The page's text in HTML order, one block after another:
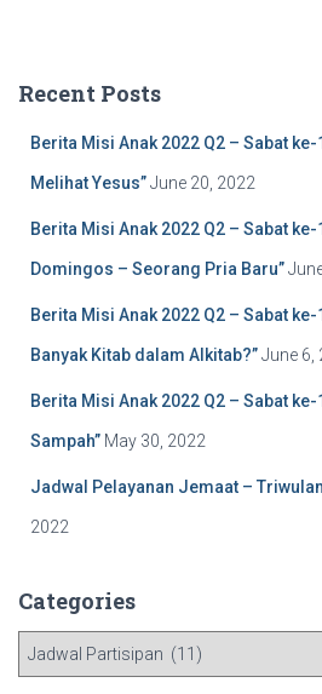
h
Recent Posts
Berita Misi Anak 2022 Q2 – Sabat
Melihat Yesus”June 20, 2022
Berita Misi Anak 2022 Q2 – Sabat ke-
Domingos – Seorang Pria Baru”
Berita Misi Anak 2022 Q2 – Sabat
Banyak Kitab dalam Alkitab?”June 6,
Berita Misi Anak 2022 Q2 – Sabat
Sampah” May 30, 2022
Jadwal Pelayanan Jemaat –
2022
Categories